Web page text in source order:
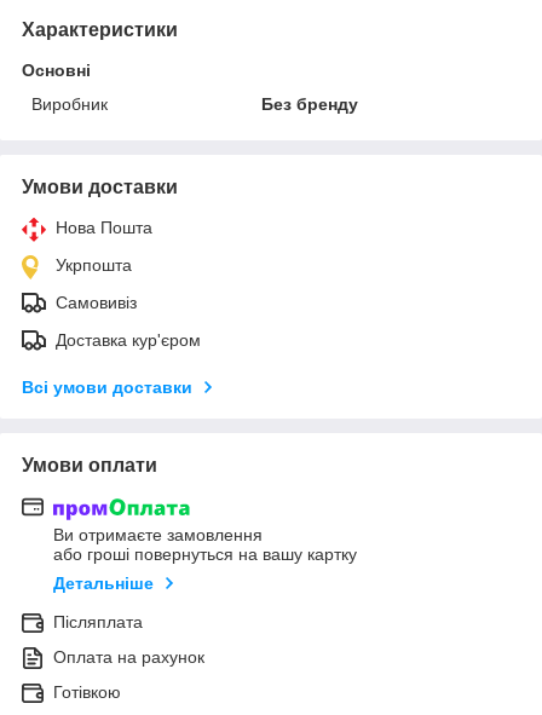
Характеристики
Основні
Виробник
Без бренду
Умови доставки
Нова Пошта
Укрпошта
Самовивіз
Доставка кур'єром
Всі умови доставки
Умови оплати
Ви отримаєте замовлення
або гроші повернуться на вашу картку
Детальніше
Післяплата
Оплата на рахунок
Готівкою